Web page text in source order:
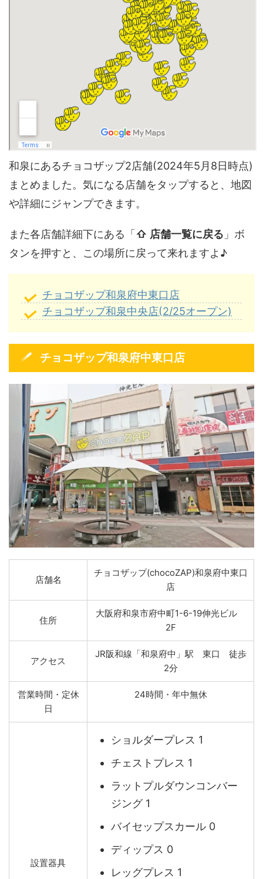
和泉にあるチョコザップ2店舗(2024年5月8日時点)
まとめました。気になる店舗をタップすると、地図
や詳細にジャンプできます。
また各店舗詳細下にある「⇧ 店舗一覧に戻る 」ボ
タンを押すと、この場所に戻って来れますよ♪
チョコザップ和泉府中東口店
チョコザップ和泉中央店(2/25オープン)
チョコザップ和泉府中東口店
店舗名
チョコザップ(chocoZAP)和泉府中東口
店
住所
大阪府和泉市府中町1-6-19伸光ビル
2F
アクセス
JR阪和線「和泉府中」駅 東口 徒歩
2分
営業時間・定休
日
24時間・年中無休
設置器具
ショルダープレス 1
チェストプレス 1
ラットプルダウンコンバー
ジング 1
バイセップスカール 0
ディップス 0
レッグプレス 1